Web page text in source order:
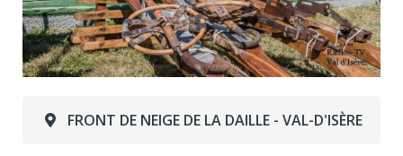
FRONT DE NEIGE DE LA DAILLE - VAL-D'ISÈRE